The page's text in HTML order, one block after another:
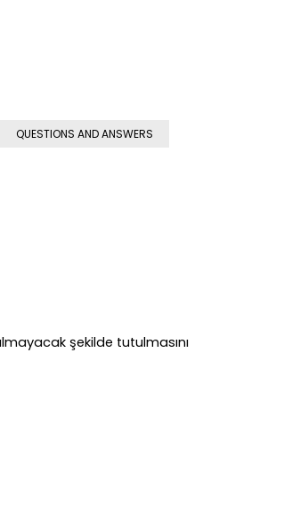
QUESTIONS AND ANSWERS
şekilde tutulmasını